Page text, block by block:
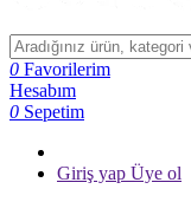
0 Favorilerim
Hesabım
0 Sepetim
Giriş yap Üye ol